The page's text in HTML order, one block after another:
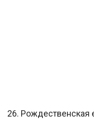
26. Рождественская